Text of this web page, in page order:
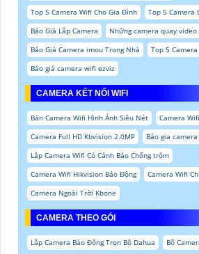
Top 5 Camera Wifi Cho Gia Đình
Top 5 Camera
Báo Giá Lắp Camera
Những camera quay
Báo Giá Camera imou Trong Nhà
Top 5
Báo giá camera wifi ezviz
CAMERA KẾT NỐI WIFI
Bán Camera Wifi Hình Ảnh Siêu Nét
Camera
Camera Full HD Kbvision 2.0MP
Báo gia
Lắp Camera Wifi Có Cảnh Báo Chống trộm
Camera Wifi Hikvision Báo Động
Camera Wifi
Camera Ngoài Trời Kbone
CAMERA THEO GÓI
Lắp Camera Báo Động Trọn Bộ Dahua
Bộ